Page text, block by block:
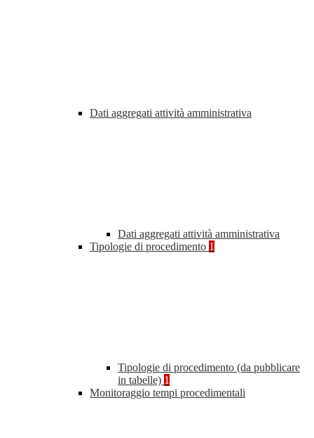
Dati aggregati attività amministrativa
Dati aggregati attività amministrativa
Tipologie di procedimento 1
Tipologie di procedimento (da pubblicare
in tabelle) 1
Monitoraggio tempi procedimentali